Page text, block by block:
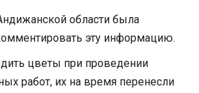
области была
эту информацию.
цветы при проведении
работ, их на время перенесли